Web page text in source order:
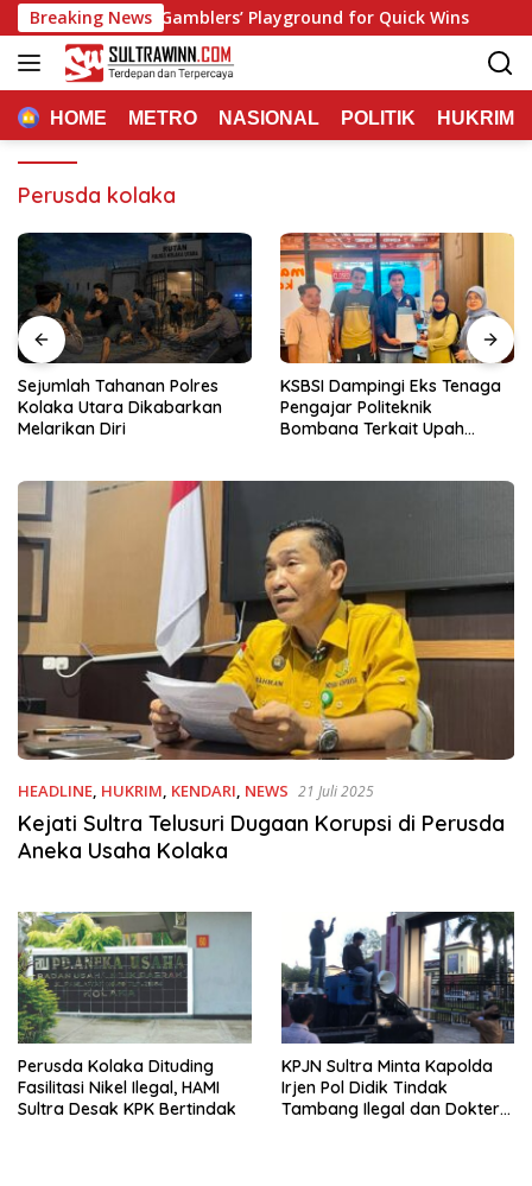
Langsung
ke
konten
Breaking News
Fast‑Paced Gamblers’ Playground for Quick Wins
HOME METRO NASIONAL POLITIK HUKRIM
Perusda kolaka
Sejumlah Tahanan Polres
Kolaka Utara Dikabarkan
Melarikan Diri
KSBSI Dampingi Eks Tenaga
Pengajar Politeknik
Bombana Terkait Upah
HEADLINE, HUKRIM, KENDARI, NEWS 21 Juli 2025
Kejati Sultra Telusuri Dugaan Korupsi di Perusda
Aneka Usaha Kolaka
Perusda Kolaka Dituding
Fasilitasi Nikel Ilegal, HAMI
Sultra Desak KPK Bertindak
KPJN Sultra Minta Kapolda
Irjen Pol Didik Tindak
Tambang Ilegal dan Dokter